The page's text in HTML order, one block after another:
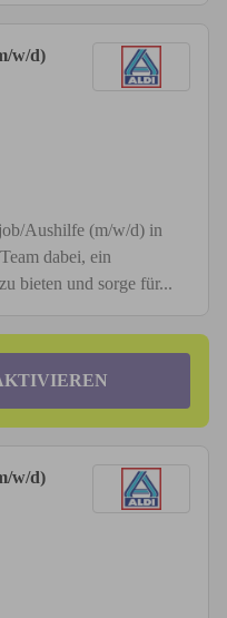
w/d)
Aushilfe (m/w/d) in
dabei, ein
bieten und sorge für...
w/d)